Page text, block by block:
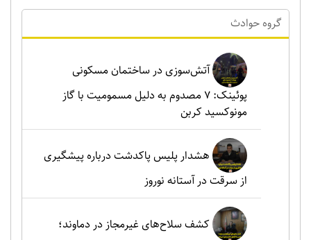
گروه حوادث
آتش‌سوزی در ساختمان مسکونی
پوئینک: 7 مصدوم به دلیل مسمومیت با گاز
مونوکسید کربن
هشدار پلیس پاکدشت درباره پیشگیری
از سرقت در آستانه نوروز
کشف سلاح‌های غیرمجاز در دماوند؛